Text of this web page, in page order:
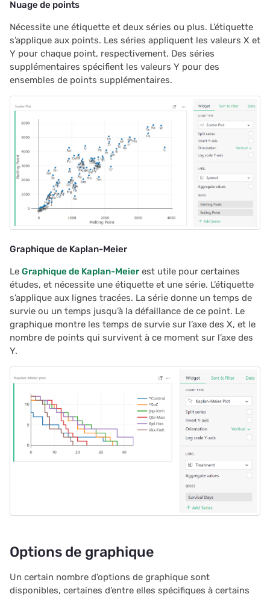
2022/02
2022/01
2021/12
2021/09
2021/08
2021/07
2021/05
2021/04
2021/03
2021/02
2021/01
2020/08
2020/07
Nuage de points
Nécessite une étiquette et deux séries ou plus. L’étiquette
s’applique aux points. Les séries appliquent les valeurs X et
Y pour chaque point, respectivement. Des séries
supplémentaires spécifient les valeurs Y pour des
ensembles de points supplémentaires.
Graphique de Kaplan-Meier
Le Graphique de Kaplan-Meier est utile pour certaines
études, et nécessite une étiquette et une série. L’étiquette
s’applique aux lignes tracées. La série donne un temps de
survie ou un temps jusqu’à la défaillance de ce point. Le
graphique montre les temps de survie sur l’axe des X, et le
nombre de points qui survivent à ce moment sur l’axe des
Y.
Options de graphique
Un certain nombre d’options de graphique sont
disponibles, certaines d’entre elles spécifiques à certains